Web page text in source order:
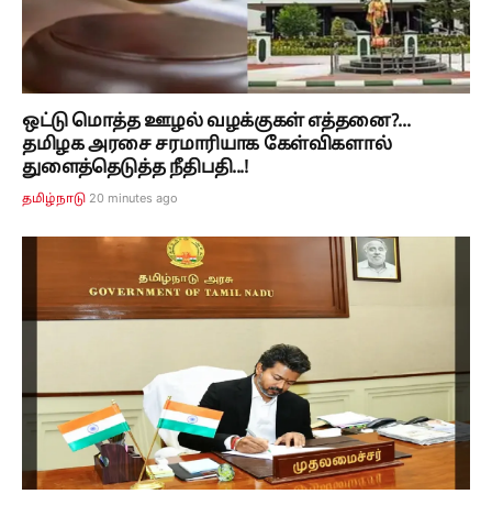
ஒட்டு மொத்த ஊழல் வழக்குகள் எத்தனை?...
தமிழக அரசை சரமாரியாக கேள்விகளால்
துளைத்தெடுத்த நீதிபதி...!
தமிழ்நாடு 20 minutes ago